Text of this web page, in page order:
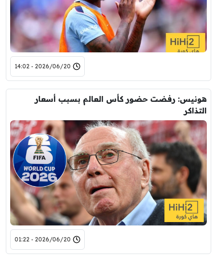
2026/06/20 - 14:02
هونيس: رفضت حضور كأس العالم بسبب أسعار
التذاكر
2026/06/20 - 01:22